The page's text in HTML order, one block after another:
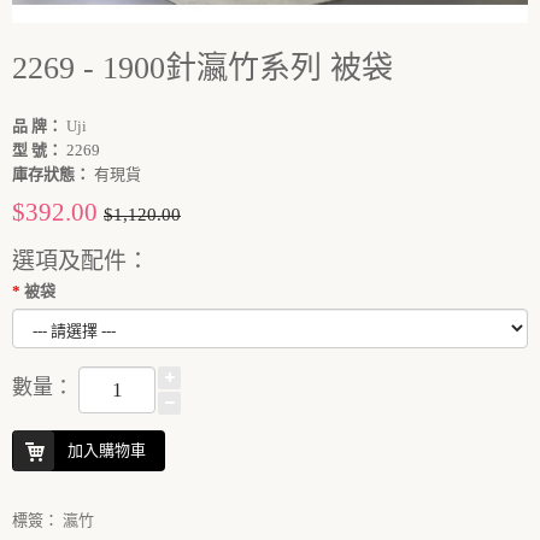
2269 - 1900針瀛竹系列 被袋
品 牌： Uji
型 號： 2269
庫存狀態： 有現貨
$392.00 $1,120.00
選項及配件：
被袋
數量：
加入購物車
標簽： 瀛竹